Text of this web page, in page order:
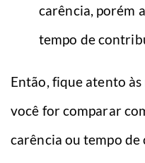
carência, porém
tempo de
Então, fique atento
você for comparar
carência ou tempo